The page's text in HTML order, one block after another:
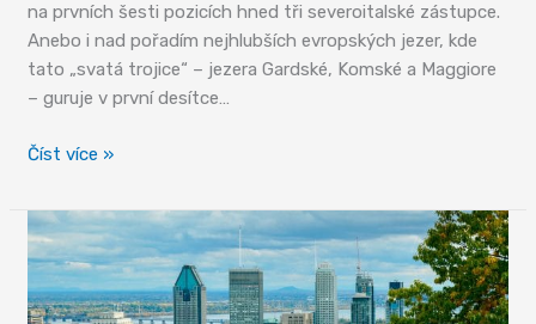
na prvních šesti pozicích hned tři severoitalské zástupce.
Anebo i nad pořadím nejhlubších evropských jezer, kde
tato „svatá trojice“ – jezera Gardské, Komské a Maggiore
– guruje v první desítce…
Svět
alpských
jezer
Číst více »